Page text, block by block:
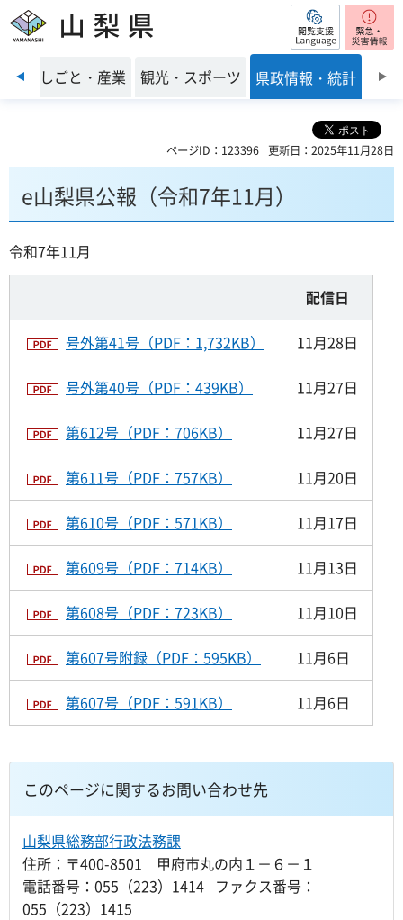
山梨県 閲覧支援
前のスライドを表示
境 しごと・産業 観光・スポーツ 県政情報・統計
ページID：123396 更新日：2025年11月28日
e山梨県公報（令和7年11月）
令和7年11月
配信日
号外第41号（PDF：1,732KB） 11月28日
号外第40号（PDF：439KB） 11月27日
第612号（PDF：706KB） 11月27日
第611号（PDF：757KB） 11月20日
第610号（PDF：571KB） 11月17日
第609号（PDF：714KB） 11月13日
第608号（PDF：723KB） 11月10日
第607号附録（PDF：595KB） 11月6日
第607号（PDF：591KB） 11月6日
このページに関するお問い合わせ先
山梨県総務部行政法務課
住所：〒400-8501 甲府市丸の内１－６－１
電話番号：055（223）1414 ファクス番号：
055（223）1415